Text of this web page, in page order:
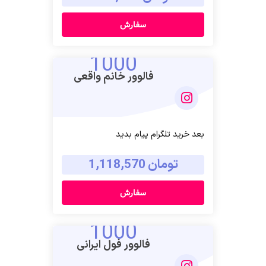
سفارش
1000
فالوور خانم واقعی
بعد خرید تلگرام پیام بدید
تومان 1,118,570
سفارش
1000
فالوور فول ایرانی